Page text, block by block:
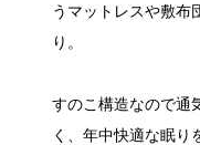
うマットレスや敷布
り。
すのこ構造なので通
く、年中快適な眠り